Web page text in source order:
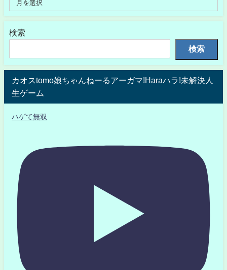
検索
検索
カオスtomo娘ちゃんねーるアーガマ!Haraハラ!未解決人
生ゲーム
ハゲて無双